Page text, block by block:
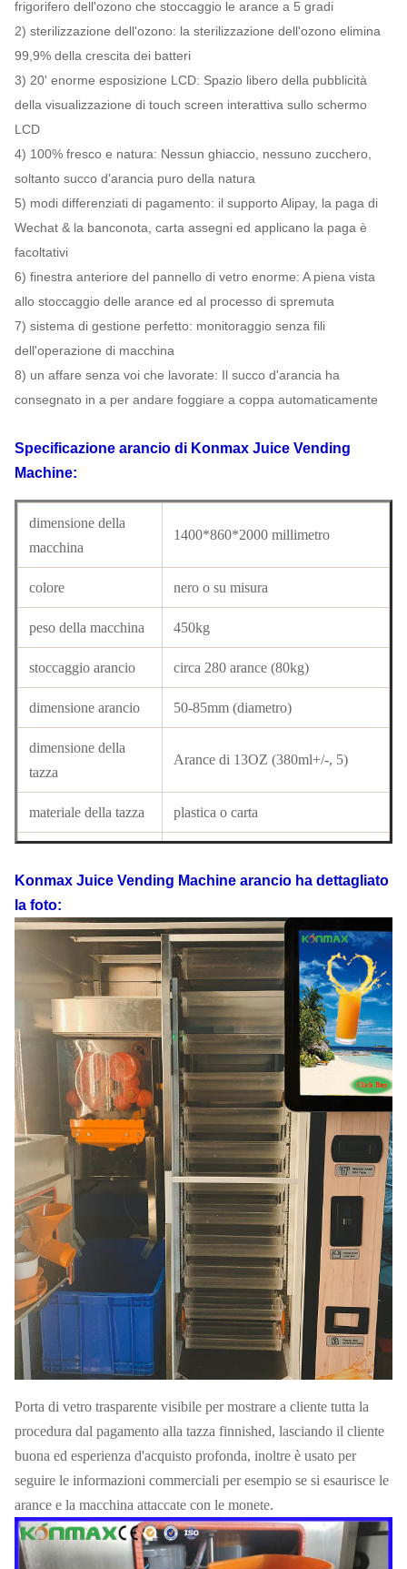
frigorifero dell'ozono che stoccaggio le arance a 5 gradi
2) sterilizzazione dell'ozono: la sterilizzazione dell'ozono elimina
99,9% della crescita dei batteri
3) 20' enorme esposizione LCD: Spazio libero della pubblicità
della visualizzazione di touch screen interattiva sullo schermo
LCD
4) 100% fresco e natura: Nessun ghiaccio, nessuno zucchero,
soltanto succo d'arancia puro della natura
5) modi differenziati di pagamento: il supporto Alipay, la paga di
Wechat & la banconota, carta assegni ed applicano la paga è
facoltativi
6) finestra anteriore del pannello di vetro enorme: A piena vista
allo stoccaggio delle arance ed al processo di spremuta
7) sistema di gestione perfetto: monitoraggio senza fili
dell'operazione di macchina
8) un affare senza voi che lavorate: Il succo d'arancia ha
consegnato in a per andare foggiare a coppa automaticamente
Specificazione arancio di Konmax Juice Vending
Machine:
dimensione della
macchina
1400*860*2000 millimetro
colore nero o su misura
peso della macchina 450kg
stoccaggio arancio circa 280 arance (80kg)
dimensione arancio 50-85mm (diametro)
dimensione della
tazza
Arance di 13OZ (380ml+/-, 5)
materiale della tazza plastica o carta
della tazza
sigillatura automatica
temperatura regolabile da 5 gradi
spremuta della
velocità
60sec. (sigillamento ha incluso)
dimensioni
larghezza: 135cm/53», altezza:
201cm/79», profondità: 93cm/36»
350kg/772lb
tensione 230-115v/50-60hz
potere
medio/potenza di
picco
300w/2000w
lunghezza della
spina
4.5m
lingua
tutti i lamguages principali
disponibili
monete ed accettori delle note,
tecnologie di pagamenti dei cashles
garanzia 1 anno
Konmax Juice Vending Machine arancio ha dettagliato
la foto:
Porta di vetro trasparente visibile per mostrare a cliente tutta la
procedura dal pagamento alla tazza finnished, lasciando il cliente
buona ed esperienza d'acquisto profonda, inoltre è usato per
seguire le informazioni commerciali per esempio se si esaurisce le
arance e la macchina attaccate con le monete.